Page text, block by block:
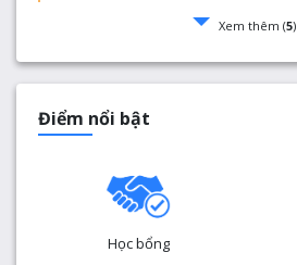
Xem thêm (5)
Điểm nổi bật
Học bổng